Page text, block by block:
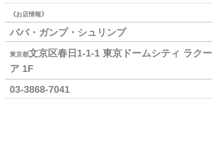
《お店情報》
ババ・ガンプ・シュリンプ
東京都文京区春日1-1-1 東京ドームシティ ラクー
ア 1F
03-3868-7041